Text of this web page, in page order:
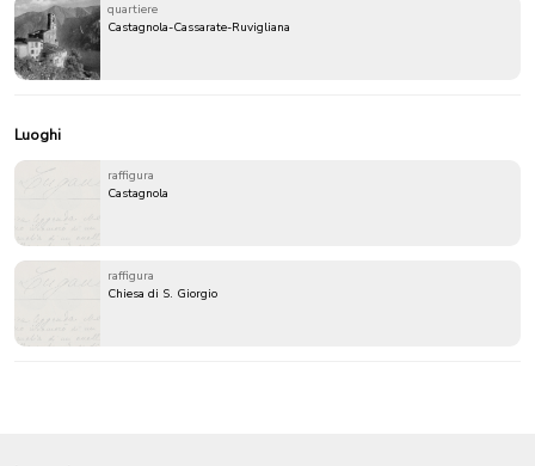
quartiere
Castagnola-Cassarate-Ruvigliana
Luoghi
raffigura
Castagnola
raffigura
Chiesa di S. Giorgio